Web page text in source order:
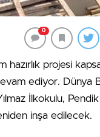
0
projesi
ediyor. Dünya
İlkokulu,
inşa edilecek.